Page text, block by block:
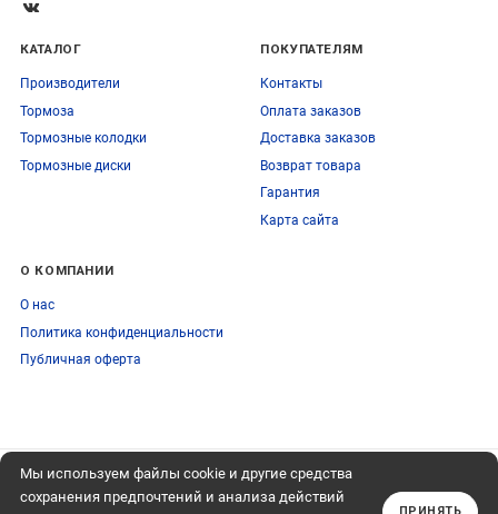
Мы используем файлы cookie и другие средства
сохранения предпочтений и анализа действий
КАТАЛОГ
Производители
Тормоза
Тормозные колодки
Тормозные диски
ПОКУПАТЕЛЯМ
Контакты
Оплата заказов
Доставка заказов
Возврат товара
Гарантия
Карта сайта
О КОМПАНИИ
О нас
Политика конфиденциальности
Публичная оферта
ПОДПИСЫВАЙТЕСЬ
НА НАШУ РАССЫЛКУ
+74959759095
Обратный звонок